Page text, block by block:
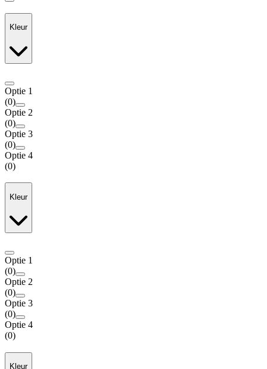
Kleur
Optie 1
(0)
Optie 2
(0)
Optie 3
(0)
Optie 4
(0)
Kleur
Optie 1
(0)
Optie 2
(0)
Optie 3
(0)
Optie 4
(0)
Kleur